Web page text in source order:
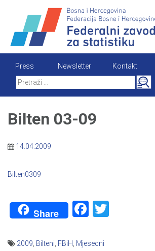
content
Press Newsletter
Kontakt
Search
for:
Bilten 03-09
14.04.2009
Bilten0309
Share Facebook
2009 Bilteni FBiH Mjesecni